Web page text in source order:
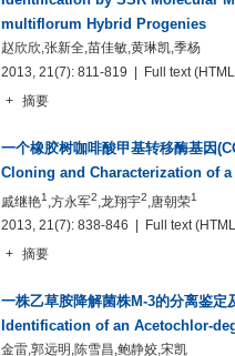
multiflorum Hybrid Progenies
赵欣欣,张新全,苗佳敏,黄琳凯,季杨
2013, 21(7): 811-819 | Full text
+
摘要
一个橡胶树咖啡酸甲基转移酶基因
Cloning and Characterization of
戚继艳1 ,方永军2,龙翔宇2,唐朝荣1
2013, 21(7): 838-846 | Full text
+
摘要
一株乙草胺降解菌株M-3的分离鉴定
Identification of an Acetochlor-
金雷,郭远明,陈雪昌,鲍静姣,宋凯